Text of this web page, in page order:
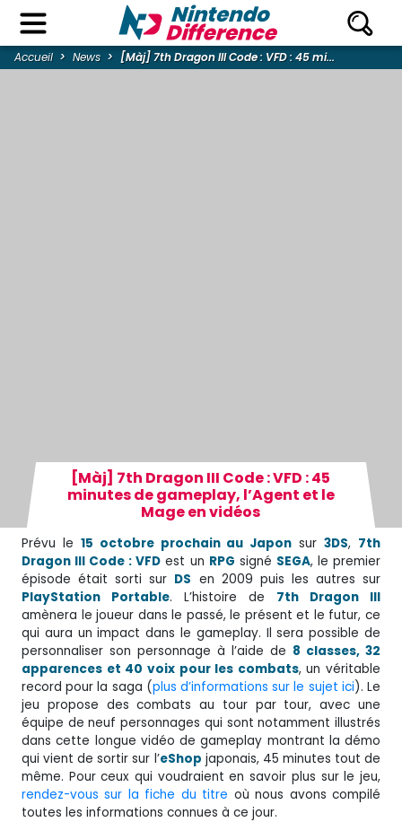
Accueil News [Màj] 7th Dragon III Code : VFD : 45 mi...
[Màj] 7th Dragon III Code : VFD : 45
minutes de gameplay, l’Agent et le
Mage en vidéos
Prévu le 15 octobre prochain au Japon sur3DS, 7th
Dragon III Code : VFD est un RPG signé SEGA, le premier
épisode était sorti sur DS en 2009 puis les autres sur
PlayStation Portable. L’histoire de 7th Dragon III
amènera le joueur dans le passé, le présent et le futur, ce
qui aura un impact dans le gameplay. Il sera possible de
personnaliser son personnage à l’aide de 8 classes, 32
apparences et 40 voix pour les combats, un véritable
record pour la saga (plus d’informations sur le sujet ici). Le
jeu propose des combats au tour par tour, avec une
équipe de neuf personnages qui sont notamment illustrés
dans cette longue vidéo de gameplay montrant la démo
qui vient de sortir sur l’eShop japonais, 45 minutes tout de
même. Pour ceux qui voudraient en savoir plus sur le jeu,
rendez-vous sur la fiche du titre où nous avons compilé
toutes les informations connues à ce jour.